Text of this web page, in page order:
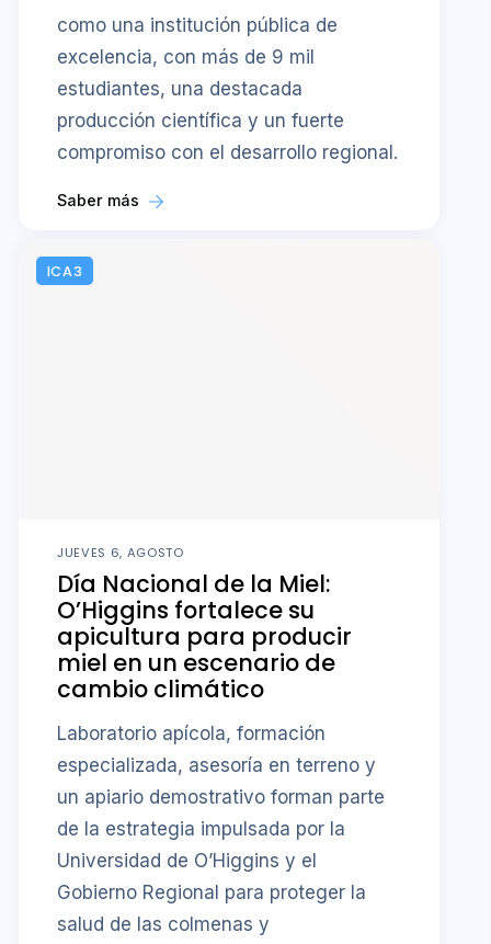
como una institución pública de
excelencia, con más de 9 mil
estudiantes, una destacada
producción científica y un fuerte
compromiso con el desarrollo regional.
Saber más
ICA3
JUEVES 6, AGOSTO
Día Nacional de la Miel:
O’Higgins fortalece su
apicultura para producir
miel en un escenario de
cambio climático
Laboratorio apícola, formación
especializada, asesoría en terreno y
un apiario demostrativo forman parte
de la estrategia impulsada por la
Universidad de O’Higgins y el
Gobierno Regional para proteger la
salud de las colmenas y